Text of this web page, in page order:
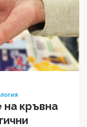
на кръвна